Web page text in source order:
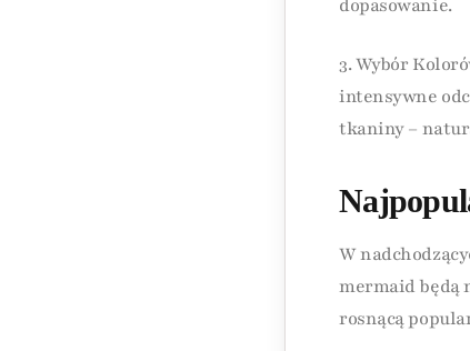
dopasowanie.
3. Wybór
intensywne
tkaniny –
W
mermaid będą
rosnącą